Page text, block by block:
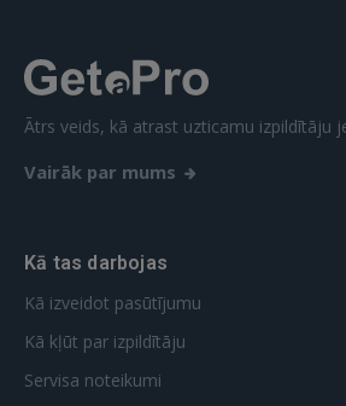
Ātrs veids, kā atrast uzticamu izpildītāju
Vairāk par mums
Kā tas darbojas
Kā izveidot pasūtījumu
Kā kļūt par izpildītāju
Servisa noteikumi